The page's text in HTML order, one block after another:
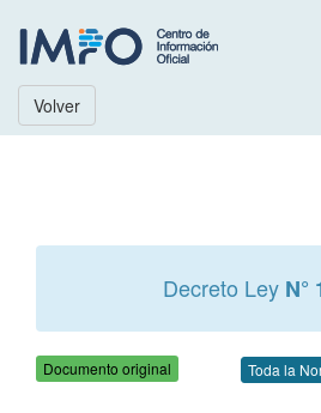
Volver
Decreto Ley N°
Documento original Toda la